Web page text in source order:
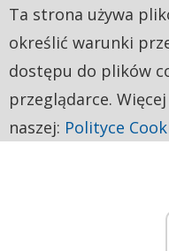
Ta strona używa
określić warunki
dostępu do plików
przeglądarce.
naszej: Polityce